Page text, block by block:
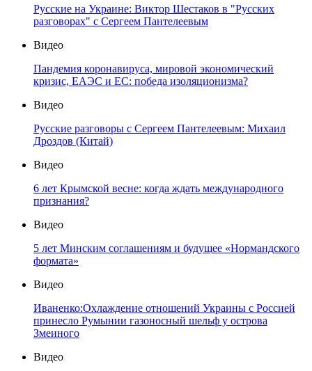
Русские на Украине: Виктор Шестаков в "Русских
разговорах" с Сергеем Пантелеевым
Видео
Пандемия коронавируса, мировой экономический
кризис, ЕАЭС и ЕС: победа изоляционизма?
Видео
Русские разговоры с Сергеем Пантелеевым: Михаил
Дроздов (Китай)
Видео
6 лет Крымской весне: когда ждать международного
признания?
Видео
5 лет Минским соглашениям и будущее «Нормандского
формата»
Видео
Иваненко:Охлаждение отношений Украины с Россией
принесло Румынии газоносный шельф у острова
Змеиного
Видео